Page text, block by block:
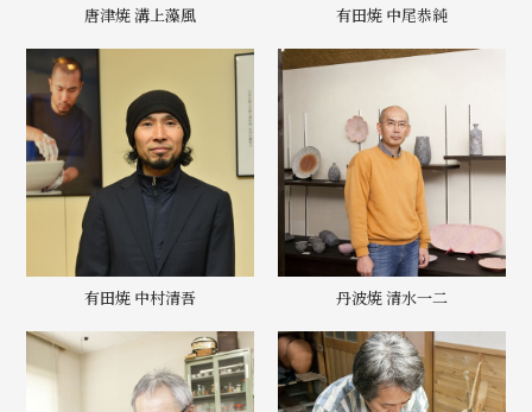
唐津焼 溝上藻風 有田焼 中尾恭純
有田焼 中村清吾 丹波焼 清水一二